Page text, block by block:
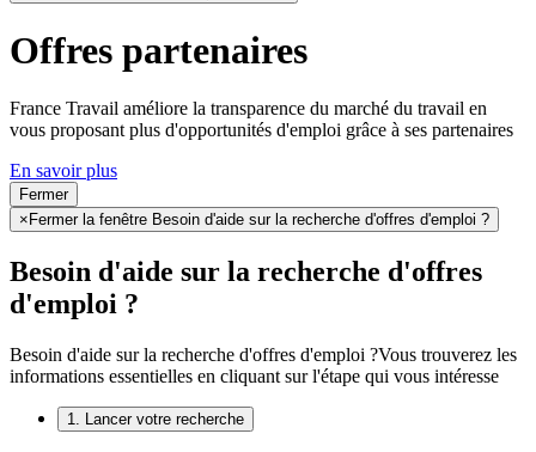
Offres partenaires
France Travail améliore la transparence du marché du travail en
vous proposant plus d'opportunités d'emploi grâce à ses partenaires
En savoir plus
Fermer
× Fermer la fenêtre Besoin d'aide sur la recherche d'offres d'emploi ?
Besoin d'aide sur la recherche d'offres
d'emploi ?
Besoin d'aide sur la recherche d'offres d'emploi ?Vous trouverez les
informations essentielles en cliquant sur l'étape qui vous intéresse
1. Lancer votre recherche